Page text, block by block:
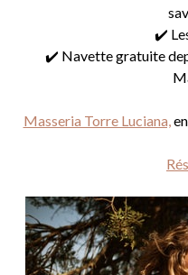
✔️
✔️ Navette gratuite
Masseria Torre Luciana,